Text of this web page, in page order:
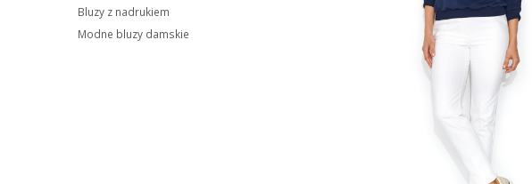
Bluzy z nadrukiem
Modne bluzy damskie